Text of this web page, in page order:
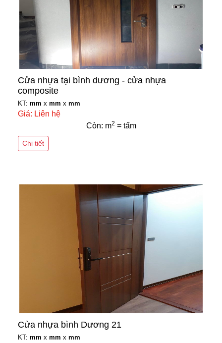
Cửa nhựa tại bình dương - cửa nhựa
composite
KT: mm x mm x mm
Giá: Liên hệ
Còn: m2 = tấm
Chi tiết
Cửa nhựa bình Dương 21
KT: mm x mm x mm